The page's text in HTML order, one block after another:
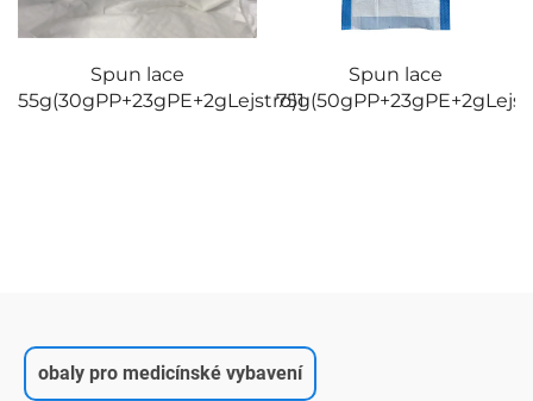
Spun lace
55g(30gPP+23gPE+2gLejstro)1
Spun lace
obaly pro medicínské vybavení